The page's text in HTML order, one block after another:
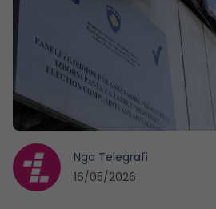
Nga Telegrafi
16/05/2026